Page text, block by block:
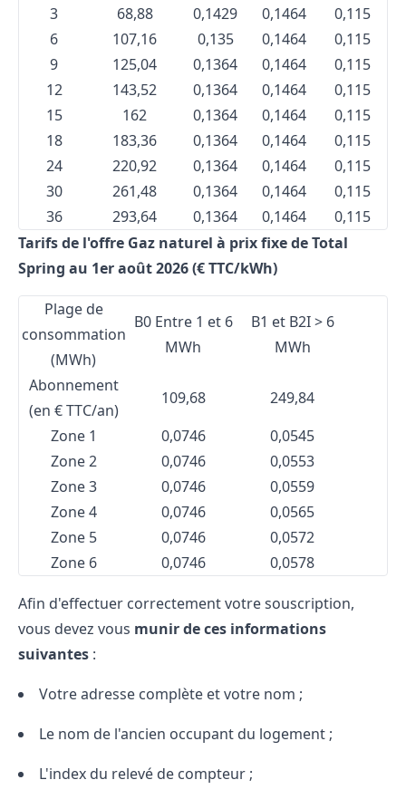
3
68,88 0,1429 0,1464
0,115
6
107,16 0,135 0,1464
0,115
9
125,04 0,1364 0,1464
0,115
12
143,52 0,1364 0,1464
0,115
15
162 0,1364 0,1464
0,115
18
183,36 0,1364 0,1464
0,115
24
220,92 0,1364 0,1464
0,115
30
261,48 0,1364 0,1464
0,115
36
293,64 0,1364 0,1464
0,115
Tarifs de l'offre Gaz naturel à prix fixe de Total
Spring au 1er août 2026 (€ TTC/kWh)
Plage de
consommation
(MWh)
B0 Entre 1 et 6
MWh
B1 et B2I > 6
MWh
Abonnement
(en € TTC/an)
109,68
249,84
Zone 1
0,0746
0,0545
Zone 2
0,0746
0,0553
Zone 3
0,0746
0,0559
Zone 4
0,0746
0,0565
Zone 5
0,0746
0,0572
Zone 6
0,0746 0,0578
Afin d'effectuer correctement votre souscription,
vous devez vous munir de ces informations
suivantes :
Votre adresse complète et votre nom ;
Le nom de l'ancien occupant du logement ;
L'index du relevé de compteur ;